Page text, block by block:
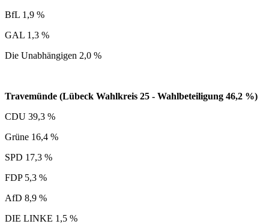
BfL 1,9 %
GAL 1,3 %
Die Unabhängigen 2,0 %
Travemünde (Lübeck Wahlkreis 25 - Wahlbeteiligung 46,2 %)
CDU 39,3 %
Grüne 16,4 %
SPD 17,3 %
FDP 5,3 %
AfD 8,9 %
DIE LINKE 1,5 %